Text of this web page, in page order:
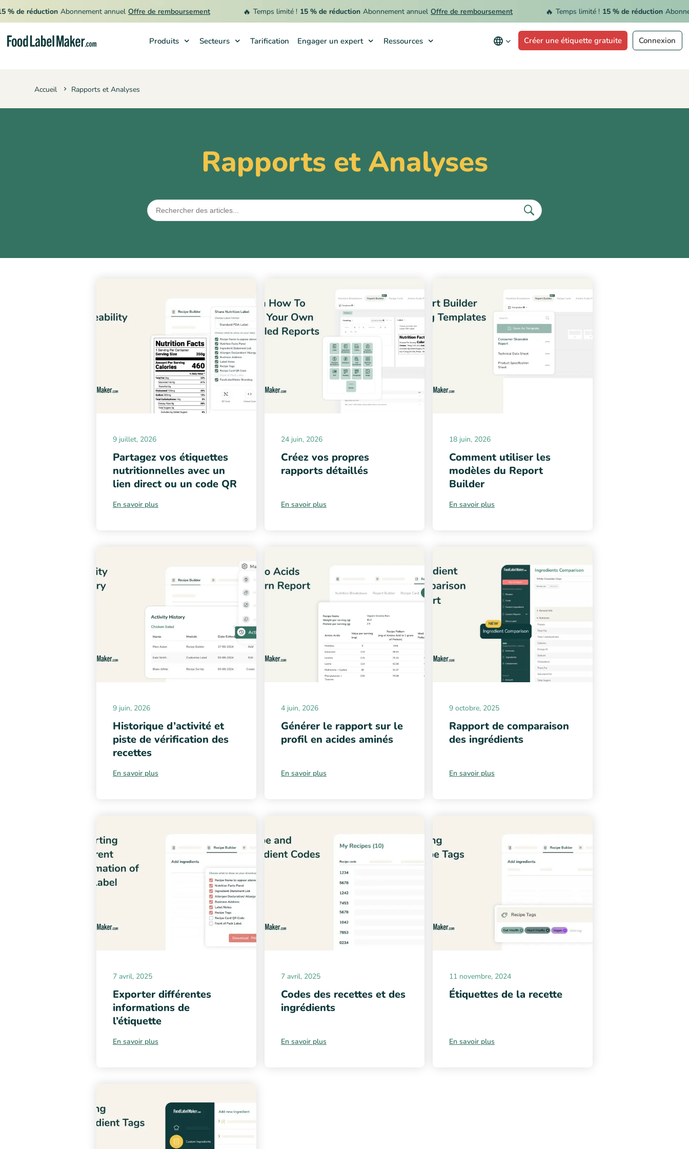
de réduction Abonnement annuel Offre de remboursement Temps limité ! 15 % de réduction Abonnement annuel Offre de remboursement Temps limité ! 15 % de réduction
Produits Secteurs Tarification Engager un expert Ressources Créer une étiquette gratuite Connexion
Accueil Rapports et Analyses
Rapports et Analyses
9 juillet, 2026
Partagez vos étiquettes
nutritionnelles avec un
lien direct ou un code QR
En savoir plus
24 juin, 2026
Créez vos propres
rapports détaillés
En savoir plus
18 juin, 2026
Comment utiliser les
modèles du Report
Builder
En savoir plus
9 juin, 2026
Historique d’activité et
piste de vérification des
recettes
En savoir plus
4 juin, 2026
Générer le rapport sur le
profil en acides aminés
En savoir plus
9 octobre, 2025
Rapport de comparaison
des ingrédients
En savoir plus
7 avril, 2025
Exporter différentes
informations de
l’étiquette
En savoir plus
7 avril, 2025
Codes des recettes et des
ingrédients
En savoir plus
11 novembre, 2024
Étiquettes de la recette
En savoir plus
Secteurs